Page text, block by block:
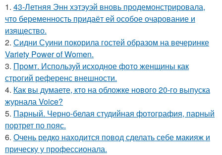
1. 43-Летняя Энн хэтэуэй вновь продемонстрировала,
что беременность придаёт ей особое очарование и
изящество.
2. Сидни Суини покорила гостей образом на вечеринке
Variety Power of Women.
3. Промт. Используй исходное фото женщины как
строгий референс внешности.
4. Как вы думаете, кто на обложке нового 20-го выпуска
журнала Voice?
5. Парный. Черно-белая студийная фотография, парный
портрет по пояс.
6. Очень редко находится повод сделать себе макияж и
прическу у профессионала.